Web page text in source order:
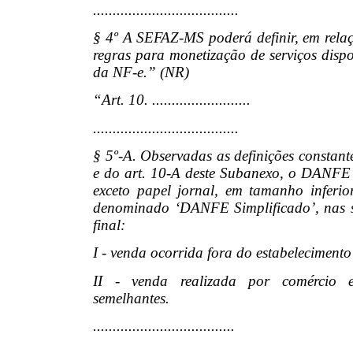
.....................................
§ 4º A SEFAZ-MS poderá definir, em
regras para monetização de serviços
da NF-e.” (NR)
“Art. 10. .........................
.....................................
§ 5º-A. Observadas as definições
e do art. 10-A deste Subanexo, o
exceto papel jornal, em tamanho
denominado ‘DANFE Simplificado’, nas
final:
I - venda ocorrida fora do
II - venda realizada por comércio
semelhantes.
....................................